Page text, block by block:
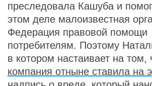
преследовала Кашуба и
этом деле малоизвестная
Федерация правовой помощи
потребителям. Поэтому
в котором настаивает на том,
компания отныне ставила на